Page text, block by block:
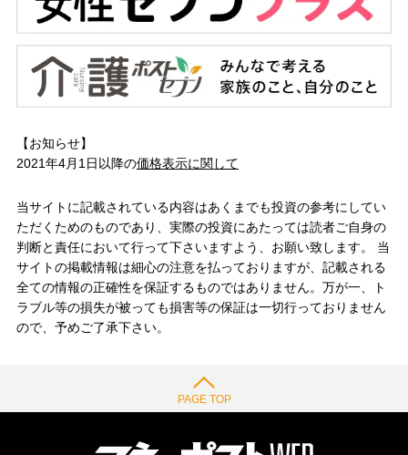
【お知らせ】
2021年4月1日以降の価格表示に関して
当サイトに記載されている内容はあくまでも投資の参考にしてい
ただくためのものであり、実際の投資にあたっては読者ご自身の
判断と責任において行って下さいますよう、お願い致します。 当
サイトの掲載情報は細心の注意を払っておりますが、記載される
全ての情報の正確性を保証するものではありません。万が一、ト
ラブル等の損失が被っても損害等の保証は一切行っておりません
ので、予めご了承下さい。
PAGE TOP